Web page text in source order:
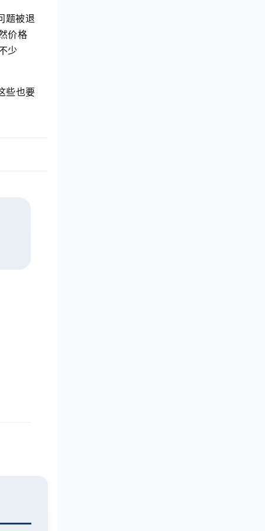
题被退
价格
少
些也要